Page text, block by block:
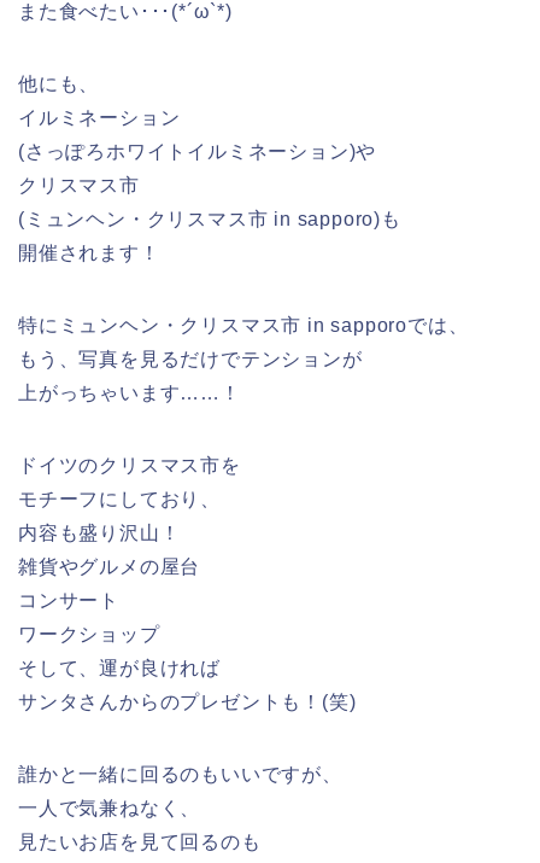
また食べたい･･･(*´ω`*)
他にも、
イルミネーション
(さっぽろホワイトイルミネーション)や
クリスマス市
(ミュンヘン・クリスマス市 in sapporo)も
開催されます！
特にミュンヘン・クリスマス市 in sapporoでは、
もう、写真を見るだけでテンションが
上がっちゃいます……！
ドイツのクリスマス市を
モチーフにしており、
内容も盛り沢山！
雑貨やグルメの屋台
コンサート
ワークショップ
そして、運が良ければ
サンタさんからのプレゼントも！(笑)
誰かと一緒に回るのもいいですが、
一人で気兼ねなく、
見たいお店を見て回るのも